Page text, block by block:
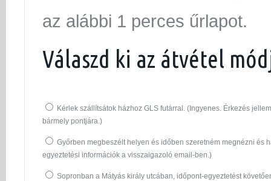
az alábbi 1 perces űrlapot.
Válaszd ki az átvétel
Kérlek szállítsátok házhoz GLS futárral. (Ingyenes. Érkezés
bármely pontjára.)
Győrben megbeszélt helyen és időben szeretném megnézni és
egyeztetési információk a visszaigazoló email-ben.)
Sopronban a Mátyás király utcában, időpont-egyeztetést